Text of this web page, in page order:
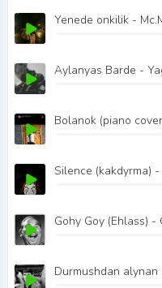
Yenede onkilik -
Aylanyas Barde -
Bolanok (piano
Silence (kakdyrma)
Gohy Goy (Ehlass) -
Durmushdan